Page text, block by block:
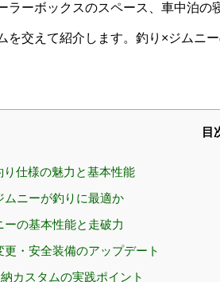
ラーボックスのスペース、車中泊
を交えて紹介します。釣り×ジムニ
目
り仕様の魅力と基本性能
ムニーが釣りに最適か
ーの基本性能と走破力
更・安全装備のアップデート
カスタムの実践ポイント